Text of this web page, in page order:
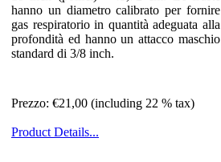
hanno un diametro calibrato per fornire
gas respiratorio in quantità adeguata alla
profondità ed hanno un attacco maschio
standard di 3/8 inch.
Prezzo: €21,00 (including 22 % tax)
Product Details...